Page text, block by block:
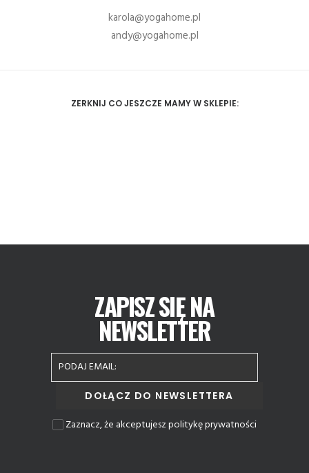
karola@yogahome.pl
andy@yogahome.pl
ZERKNIJ CO JESZCZE MAMY W SKLEPIE:
Album 777 Asan
177,00zł
ZAPISZ SIĘ NA
NEWSLETTER
Zaznacz, że akceptujesz politykę prywatności